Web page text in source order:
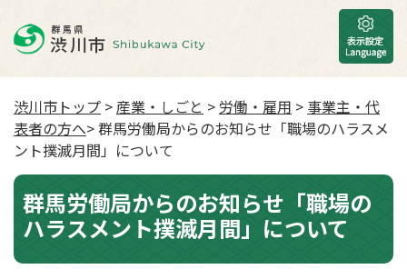
渋川市トップ >産業・しごと > 労働・雇用 > 事業主・代
表者の方へ> 群馬労働局からのお知らせ「職場のハラスメ
ント撲滅月間」について
群馬労働局からのお知らせ「職場の
ハラスメント撲滅月間」について